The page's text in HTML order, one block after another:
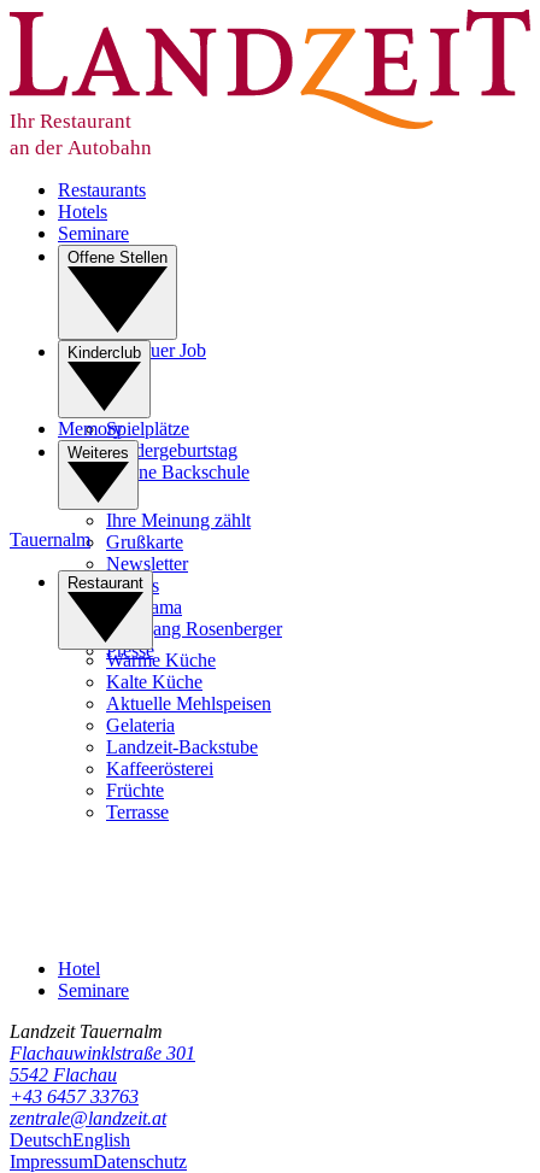
Ihr Restaurant
an der Autobahn
Restaurants
Hotels
Seminare
Offene Stellen
Ihr neuer Job
Lehre
Kinderclub
Spielplätze
Kindergeburtstag
Kleine Backschule
Memory
Weiteres
Ihre Meinung zählt
Grußkarte
Newsletter
Videos
Panorama
Wolfgang Rosenberger
Presse
Tauernalm
Restaurant
Warme Küche
Kalte Küche
Aktuelle Mehlspeisen
Gelateria
Landzeit-Backstube
Kaffeerösterei
Früchte
Terrasse
Hotel
Seminare
Landzeit Tauernalm
Flachauwinklstraße 301
5542 Flachau
+43 6457 33763
zentrale@landzeit.at
DeutschEnglish
ImpressumDatenschutz